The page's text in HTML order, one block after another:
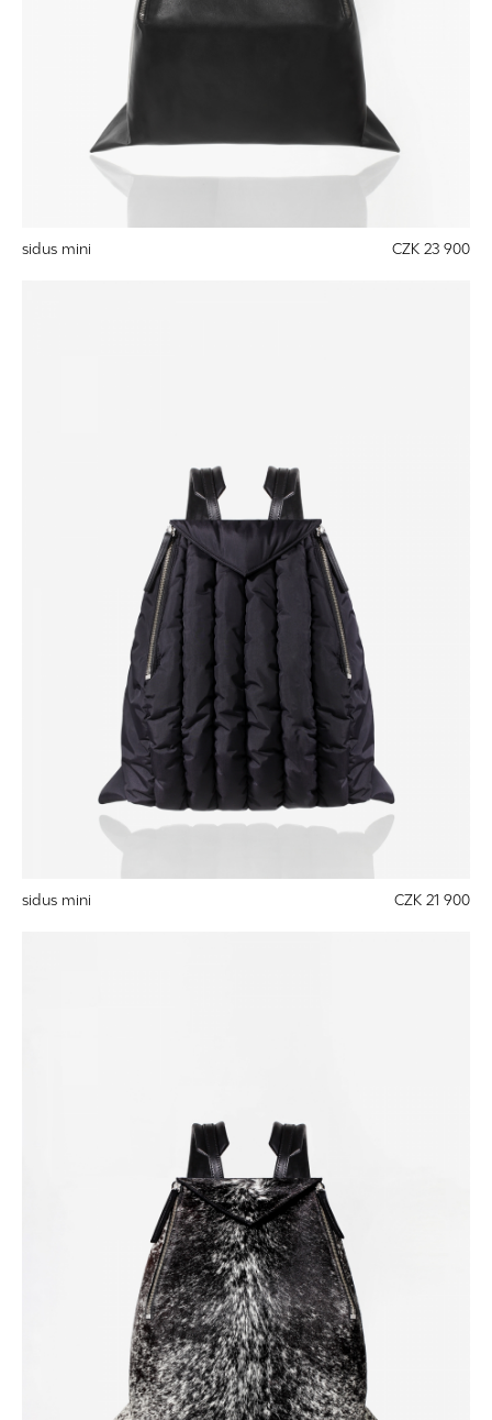
sidus mini CZK 23 900
sidus mini CZK 21 900